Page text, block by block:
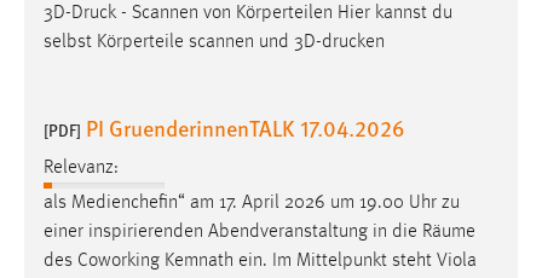
3D-Druck - Scannen von Körperteilen Hier kannst du
selbst Körperteile scannen und 3D-drucken
[PDF] PI GruenderinnenTALK 17.04.2026
Relevanz:
als Medienchefin“ am 17. April 2026 um 19.00 Uhr zu
einer inspirierenden Abendveranstaltung in die Räume
des Coworking Kemnath ein. Im Mittelpunkt steht Viola